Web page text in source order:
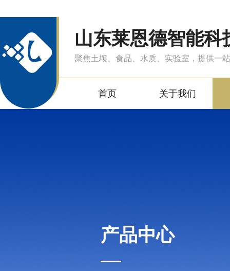
山东莱恩德智能科
聚焦土壤、食品、水质、实验室，提供一
首页 关于我们
产品中心